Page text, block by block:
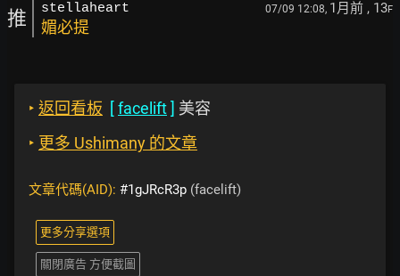
推 stellaheart 07/09 12:08, 1月前 , 13F
媚必提
‣ 返回看板 [facelift] 美容
‣ 更多 Ushimany 的文章
文章代碼(AID): #1gJRcR3p (facelift)
更多分享選項
關閉廣告 方便截圖